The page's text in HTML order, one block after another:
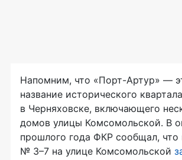
Напомним, что «Порт-Артур» —
название исторического квартала
в Черняховске, включающего
домов улицы Комсомольской. В
прошлого года ФКР сообщал, что
№ 3–7 на улице Комсомольской